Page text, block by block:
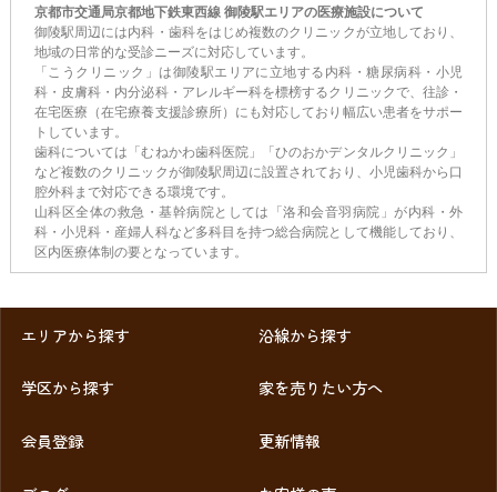
京都市交通局京都地下鉄東西線 御陵駅エリアの医療施設について
御陵駅周辺には内科・歯科をはじめ複数のクリニックが立地しており、
地域の日常的な受診ニーズに対応しています。
「こうクリニック」は御陵駅エリアに立地する内科・糖尿病科・小児
科・皮膚科・内分泌科・アレルギー科を標榜するクリニックで、往診・
在宅医療（在宅療養支援診療所）にも対応しており幅広い患者をサポー
トしています。
歯科については「むねかわ歯科医院」「ひのおかデンタルクリニック」
など複数のクリニックが御陵駅周辺に設置されており、小児歯科から口
腔外科まで対応できる環境です。
山科区全体の救急・基幹病院としては「洛和会音羽病院」が内科・外
科・小児科・産婦人科など多科目を持つ総合病院として機能しており、
区内医療体制の要となっています。
エリアから探す 沿線から探す
学区から探す 家を売りたい方へ
会員登録 更新情報